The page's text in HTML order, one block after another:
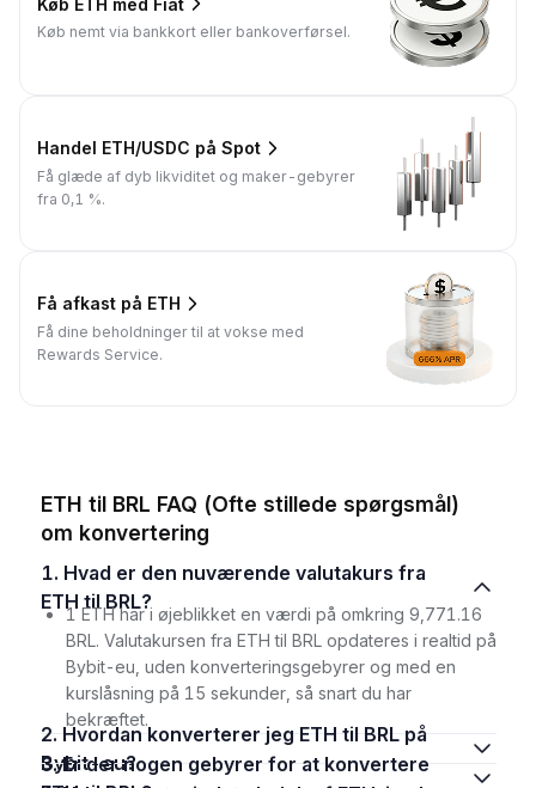
Køb nemt via bankkort eller bankoverførsel.
Handel ETH/USDC på Spot
Få glæde af dyb likviditet og maker-gebyrer
fra 0,1 %.
Få afkast på ETH
Få dine beholdninger til at vokse med
Rewards Service.
ETH til BRL FAQ (Ofte stillede spørgsmål)
om konvertering
1. Hvad er den nuværende valutakurs fra
ETH til BRL?
1 ETH har i øjeblikket en værdi på omkring 9,771.16
BRL. Valutakursen fra ETH til BRL opdateres i realtid på
Bybit-eu, uden konverteringsgebyrer og med en
kurslåsning på 15 sekunder, så snart du har
bekræftet.
2. Hvordan konverterer jeg ETH til BRL på
Bybit-eu?
3. Er der nogen gebyrer for at konvertere